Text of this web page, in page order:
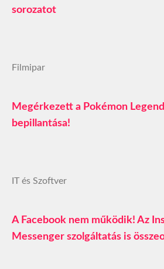
sorozatot
Filmipar
Megérkezett a Pokémon
bepillantása!
IT és Szoftver
A Facebook nem működik! Az
Messenger szolgáltatás is